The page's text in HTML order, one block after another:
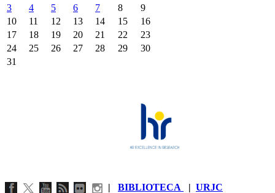
3
4 5 6 7 8
9
10
11 12 13 14 15
16
17
18 19 20 21 22
23
24
25 26 27 28 29
30
31
| BIBLIOTECA | URJC